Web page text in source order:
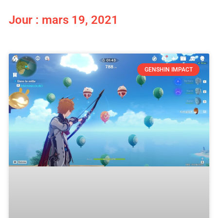
Jour : mars 19, 2021
GENSHIN IMPACT